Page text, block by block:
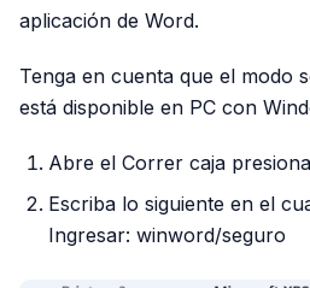
aplicación de Word.
Tenga en cuenta que el modo
está disponible en PC con
Abre el Correr caja
Escriba lo siguiente en el
Ingresar: winword/seguro